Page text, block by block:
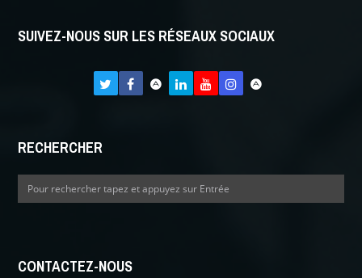
SUIVEZ-NOUS SUR LES RÉSEAUX SOCIAUX
RECHERCHER
CONTACTEZ-NOUS